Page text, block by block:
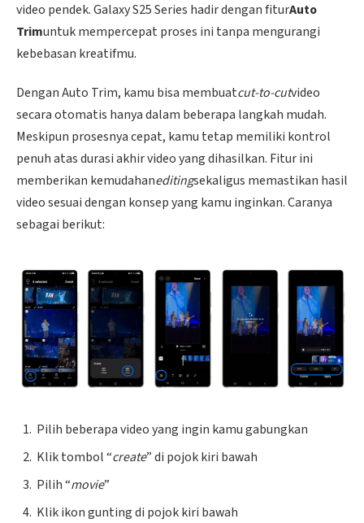
video pendek. Galaxy S25 Series hadir dengan fiturAuto
Trimuntuk mempercepat proses ini tanpa mengurangi
kebebasan kreatifmu.
Dengan Auto Trim, kamu bisa membuatcut-to-cutvideo
secara otomatis hanya dalam beberapa langkah mudah.
Meskipun prosesnya cepat, kamu tetap memiliki kontrol
penuh atas durasi akhir video yang dihasilkan. Fitur ini
memberikan kemudahaneditingsekaligus memastikan hasil
video sesuai dengan konsep yang kamu inginkan. Caranya
sebagai berikut:
Pilih beberapa video yang ingin kamu gabungkan
Klik tombol “create” di pojok kiri bawah
Pilih “movie”
Klik ikon gunting di pojok kiri bawah